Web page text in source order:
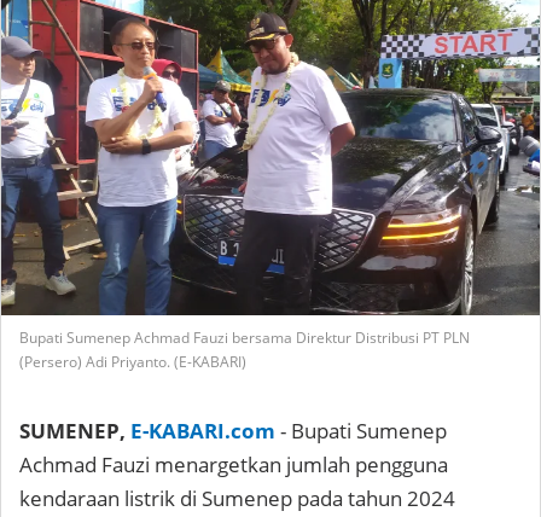
Bupati Sumenep Achmad Fauzi bersama Direktur Distribusi PT PLN
(Persero) Adi Priyanto. (E-KABARI)
SUMENEP, E-KABARI.com - Bupati Sumenep
Achmad Fauzi menargetkan jumlah pengguna
kendaraan listrik di Sumenep pada tahun 2024